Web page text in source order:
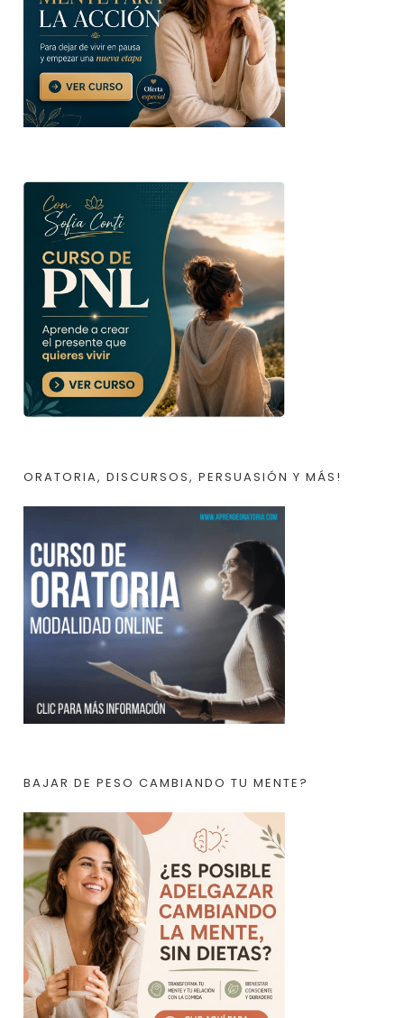
ORATORIA, DISCURSOS, PERSUASIÓN Y MÁS!
BAJAR DE PESO CAMBIANDO TU MENTE?